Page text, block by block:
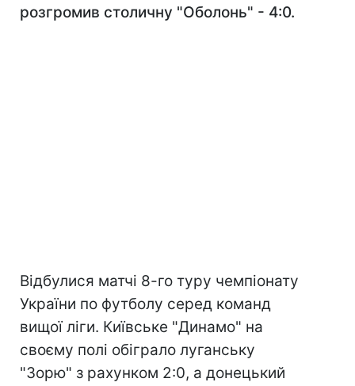
розгромив столичну "Оболонь" - 4:0.
Відбулися матчі 8-го туру чемпіонату
України по футболу серед команд
вищої ліги. Київське "Динамо" на
своєму полі обіграло луганську
"Зорю" з рахунком 2:0, а донецький